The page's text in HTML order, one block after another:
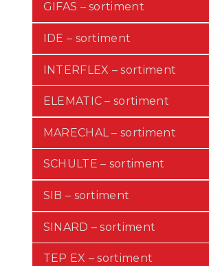
GIFAS – sortiment
IDE – sortiment
INTERFLEX – sortiment
ELEMATIC – sortiment
MARECHAL – sortiment
SCHULTE – sortiment
SIB – sortiment
SINARD – sortiment
TEP EX – sortiment